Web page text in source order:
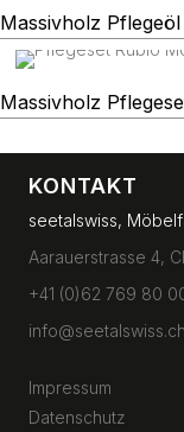
Massivholz
Massivholz
KONTAKT
seetalswiss,
Aarauerstrasse 4,
+41 (0)62 769 80
info@seetalswiss.ch
Impressum
Datenschutz